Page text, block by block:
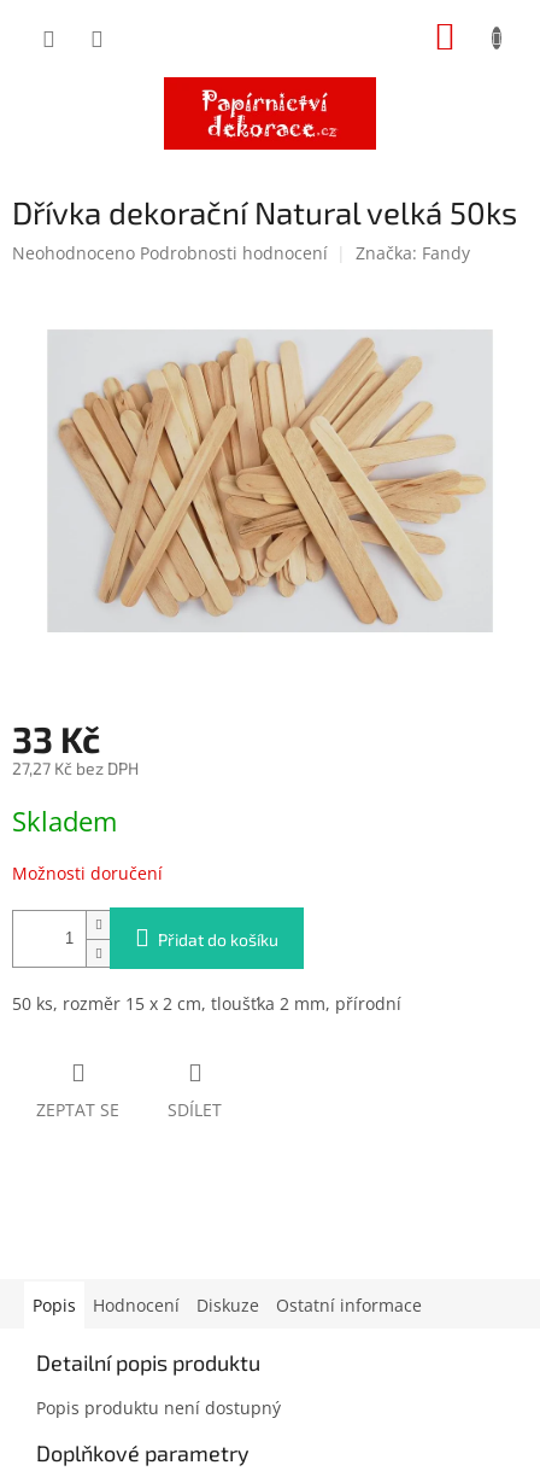
Dřívka dekorační Natural velká 50ks
Průměrné
hvězdiček.
Neohodnoceno Podrobnosti hodnocení Značka: Fandy
33 Kč
27,27 Kč bez DPH
cena:
Skladem
Možnosti doručení
Přidat do košíku
50 ks, rozměr 15 x 2 cm, tloušťka 2 mm, přírodní
ZEPTAT SE SDÍLET
Popis Hodnocení Diskuze Ostatní informace
Detailní popis produktu
Popis produktu není dostupný
Doplňkové parametry